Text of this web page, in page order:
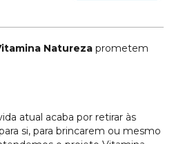
Natureza prometem
atual acaba por retirar às
si, para brincarem ou mesmo